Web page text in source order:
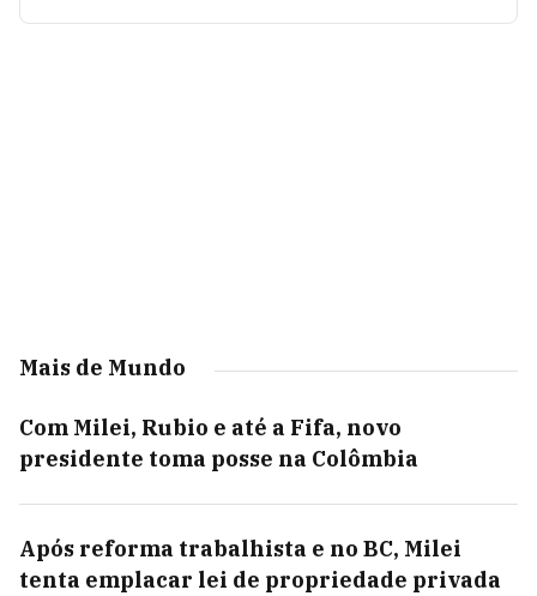
Mais de Mundo
Com Milei, Rubio e até a Fifa, novo
presidente toma posse na Colômbia
Após reforma trabalhista e no BC, Milei
tenta emplacar lei de propriedade privada